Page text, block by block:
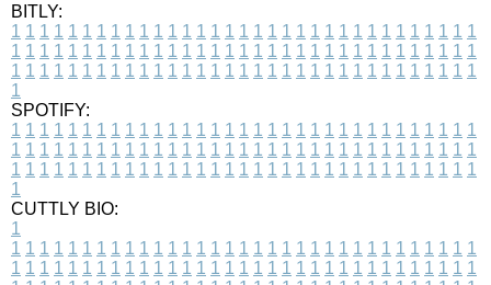
BITLY:
1 1 1 1 1 1 1 1 1 1 1 1 1 1 1 1 1 1 1 1 1 1 1 1 1 1 1 1 1 1 1 1 1
1 1 1 1 1 1 1 1 1 1 1 1 1 1 1 1 1 1 1 1 1 1 1 1 1 1 1 1 1 1 1 1 1
1 1 1 1 1 1 1 1 1 1 1 1 1 1 1 1 1 1 1 1 1 1 1 1 1 1 1 1 1 1 1 1 1
1
SPOTIFY:
1 1 1 1 1 1 1 1 1 1 1 1 1 1 1 1 1 1 1 1 1 1 1 1 1 1 1 1 1 1 1 1 1
1 1 1 1 1 1 1 1 1 1 1 1 1 1 1 1 1 1 1 1 1 1 1 1 1 1 1 1 1 1 1 1 1
1 1 1 1 1 1 1 1 1 1 1 1 1 1 1 1 1 1 1 1 1 1 1 1 1 1 1 1 1 1 1 1 1
1
CUTTLY BIO:
1
1 1 1 1 1 1 1 1 1 1 1 1 1 1 1 1 1 1 1 1 1 1 1 1 1 1 1 1 1 1 1 1 1
1 1 1 1 1 1 1 1 1 1 1 1 1 1 1 1 1 1 1 1 1 1 1 1 1 1 1 1 1 1 1 1 1